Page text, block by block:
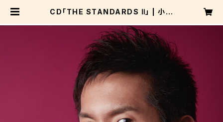
CD「THE STANDARDS Ⅱ」 | 小林